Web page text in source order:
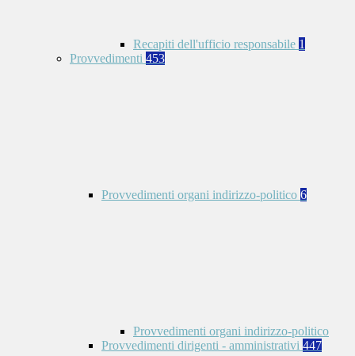
Recapiti dell'ufficio responsabile 1
Provvedimenti 453
Provvedimenti organi indirizzo-politico 6
Provvedimenti organi indirizzo-politico
Provvedimenti dirigenti - amministrativi 447